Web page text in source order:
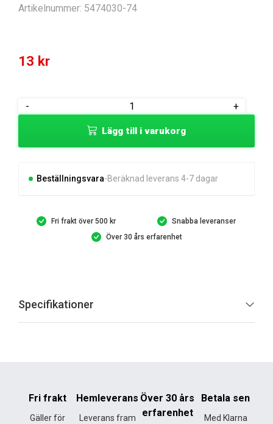
Artikelnummer: 5474030-74
13 kr
-
KEY
+
Lägg till i varukorg
Beställningsvara Beräknad leverans 4-7 dagar
Fri frakt över 500 kr
Snabba leveranser
Över 30 års erfarenhet
Specifikationer
Fri frakt
Gäller för
Hemleverans
Leverans fram
Över 30 års
erfarenhet
Betala sen
Med Klarna